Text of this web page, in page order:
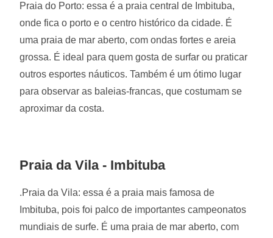
Praia do Porto: essa é a praia central de Imbituba,
onde fica o porto e o centro histórico da cidade. É
uma praia de mar aberto, com ondas fortes e areia
grossa. É ideal para quem gosta de surfar ou praticar
outros esportes náuticos. Também é um ótimo lugar
para observar as baleias-francas, que costumam se
aproximar da costa.
Praia da Vila - Imbituba
.Praia da Vila: essa é a praia mais famosa de
Imbituba, pois foi palco de importantes campeonatos
mundiais de surfe. É uma praia de mar aberto, com